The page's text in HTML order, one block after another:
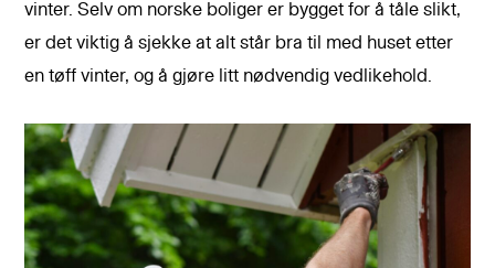
vinter. Selv om norske boliger er bygget for å tåle slikt,
er det viktig å sjekke at alt står bra til med huset etter
en tøff vinter, og å gjøre litt nødvendig vedlikehold.